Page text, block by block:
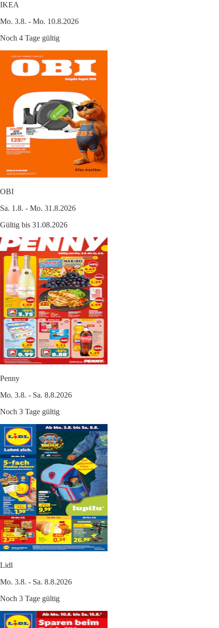
IKEA
Mo. 3.8. - Mo. 10.8.2026
Noch 4 Tage gültig
OBI
Sa. 1.8. - Mo. 31.8.2026
Gültig bis 31.08.2026
Penny
Mo. 3.8. - Sa. 8.8.2026
Noch 3 Tage gültig
Lidl
Mo. 3.8. - Sa. 8.8.2026
Noch 3 Tage gültig